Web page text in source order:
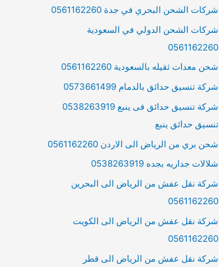
شركات الشحن البحري في جدة 0561162260
شركات الشحن الدولي في السعودية
0561162260
شحن معدات ثقيله بالسعودية 0561162260
شركة تنسيق حدائق بالدمام 0573661499
شركة تنسيق حدائق فى ينبع 0538263919
تنسيق حدائق ينبع
شحن بري من الرياض الى الاردن 0561162260
شلالات جداريه بجده 0538263919
شركة نقل عفش من الرياض الى البحرين
0561162260
شركة نقل عفش من الرياض الى الكويت
0561162260
شركة نقل عفش من الرياض الى قطر